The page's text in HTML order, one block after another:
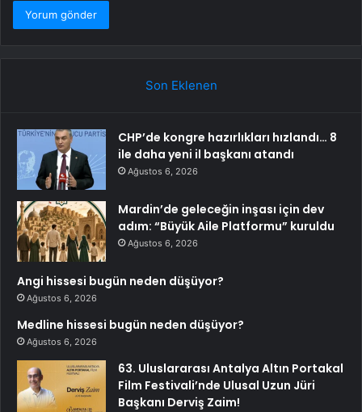
Son Eklenen
CHP’de kongre hazırlıkları hızlandı… 8
ile daha yeni il başkanı atandı
Ağustos 6, 2026
Mardin’de geleceğin inşası için dev
adım: “Büyük Aile Platformu” kuruldu
Ağustos 6, 2026
Angi hissesi bugün neden düşüyor?
Ağustos 6, 2026
Medline hissesi bugün neden düşüyor?
Ağustos 6, 2026
63. Uluslararası Antalya Altın Portakal
Film Festivali’nde Ulusal Uzun Jüri
Başkanı Derviş Zaim!